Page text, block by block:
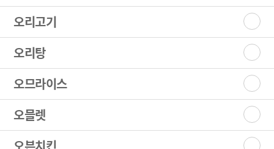
오리고기
오리탕
오므라이스
오믈렛